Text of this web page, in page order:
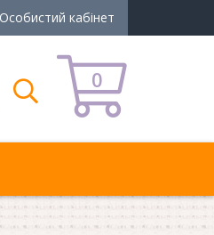
Особистий кабінет
0
Пошук